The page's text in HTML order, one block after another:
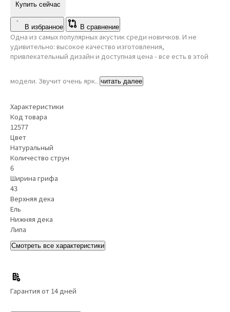
Купить сейчас
В избранное В сравнение
Одна из самых популярных акустик среди новичков. И не
удивительно: высокое качество изготовления,
привлекательный дизайн и доступная цена - все есть в этой
модели. Звучит очень ярк.. читать далее
Характеристики
Код товара
12577
Цвет
Натуральный
Количество струн
6
Ширина грифа
43
Верхняя дека
Ель
Нижняя дека
Липа
Смотреть все характеристики
Гарантия от 14 дней